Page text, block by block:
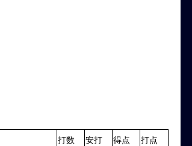
打数 安打 得点
打点